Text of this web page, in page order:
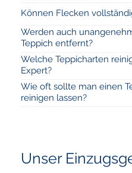
Können Flecken
Werden auch
Teppich entfernt?
Welche Teppicharten
Expert?
Wie oft sollte man einen
reinigen lassen?
Unser